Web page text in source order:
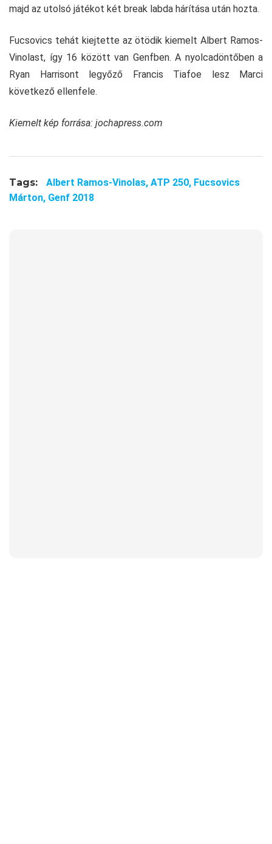
majd az utolsó játékot két break labda hárítása után hozta.
Fucsovics tehát kiejtette az ötödik kiemelt Albert Ramos-
Vinolast, így 16 között van Genfben. A nyolcadöntőben a
Ryan Harrisont legyőző Francis Tiafoe lesz Marci
következő ellenfele.
Kiemelt kép forrása: jochapress.com
Tags: Albert Ramos-Vinolas, ATP 250, Fucsovics
Márton, Genf 2018